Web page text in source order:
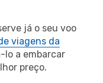
já o seu voo
viagens da
lo a embarcar
preço.